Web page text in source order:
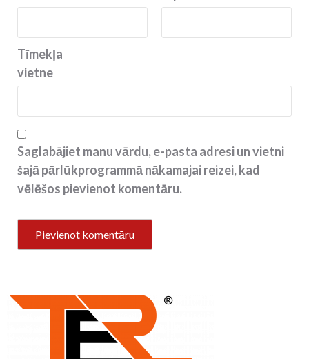
Tīmekļa
vietne
Saglabājiet manu vārdu, e-pasta adresi un vietni
šajā pārlūkprogrammā nākamajai reizei, kad
vēlēšos pievienot komentāru.